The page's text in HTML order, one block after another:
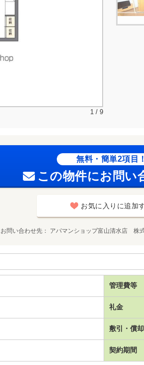
1 / 9
無料・簡単2項目！
この物件にお問い
お気に入りに追加
お問い合わせ先 アパマンショップ富山清水店 株
管理費等
礼金
敷引・償却
契約期間